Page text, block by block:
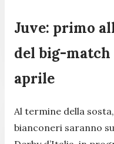
Juve: primo
del big-
aprile
Al termine della
bianconeri saranno